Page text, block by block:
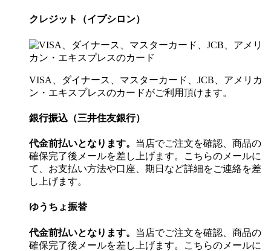
クレジット（イプシロン）
VISA、ダイナース、マスターカード、JCB、アメリカ
ン・エキスプレスのカードがご利用頂けます。
銀行振込（三井住友銀行）
代金前払いとなります。 当店でご注文を確認、商品の
確保完了後メールを差し上げます。こちらのメールに
て、お支払い方法や口座、期日など詳細をご連絡を差
し上げます。
ゆうちょ振替
代金前払いとなります。 当店でご注文を確認、商品の
確保完了後メールを差し上げます。こちらのメールに